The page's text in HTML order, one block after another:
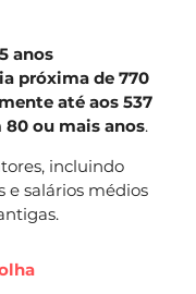
anos
próxima de 770
até aos 537
ou mais anos.
incluindo
e salários médios